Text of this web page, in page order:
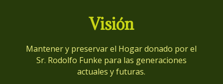
Visión
Mantener y preservar el Hogar donado por el
Sr. Rodolfo Funke para las generaciones
actuales y futuras.